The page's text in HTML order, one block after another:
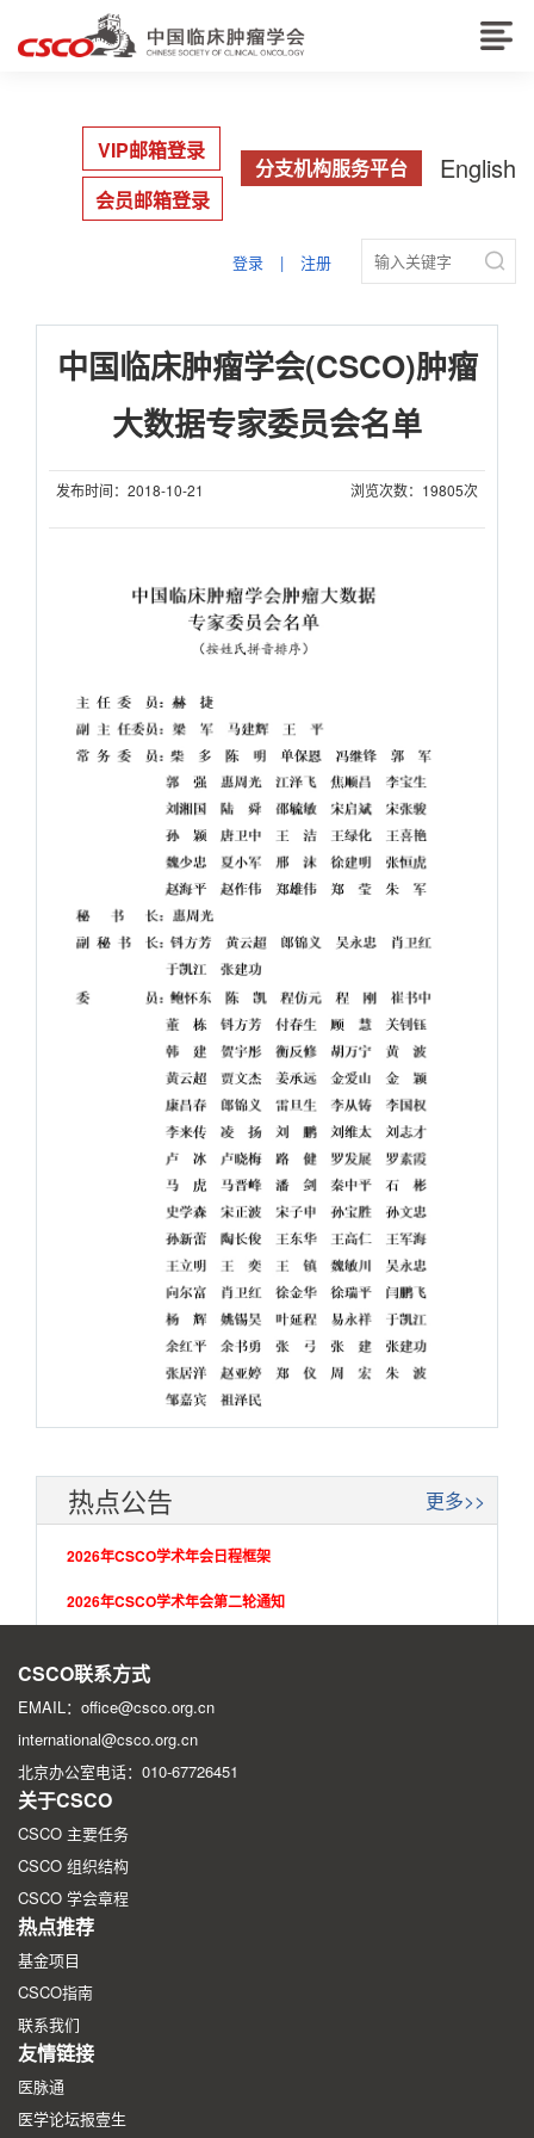
English
分支机构服务平台
VIP邮箱登录
会员邮箱登录

登录 | 注册
中国临床肿瘤学会(CSCO)肿瘤
大数据专家委员会名单
发布时间：2018-10-21 浏览次数：19805次
热点公告 更多>>
2026年CSCO学术年会日程框架
2026年CSCO学术年会第二轮通知
CSCO联系方式
EMAIL：office@csco.org.cn
international@csco.org.cn
北京办公室电话：010-67726451
关于CSCO
CSCO 主要任务
CSCO 组织结构
CSCO 学会章程
热点推荐
基金项目
CSCO指南
联系我们
友情链接
医脉通
医学论坛报壹生